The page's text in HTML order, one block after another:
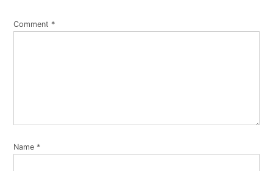
Comment *
Name *